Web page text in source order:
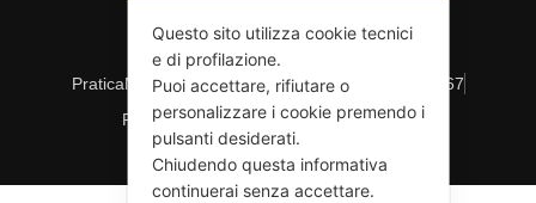
PraticaMindfulness © 2026 Partita IVA 10416320967
Privacy PolicyCookie PolicyConsenso
Questo sito utilizza cookie tecnici
e di profilazione.
Puoi accettare, rifiutare o
personalizzare i cookie premendo i
pulsanti desiderati.
Chiudendo questa informativa
continuerai senza accettare.